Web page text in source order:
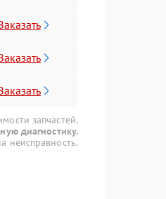
запчастей.
диагностику.
неисправность.